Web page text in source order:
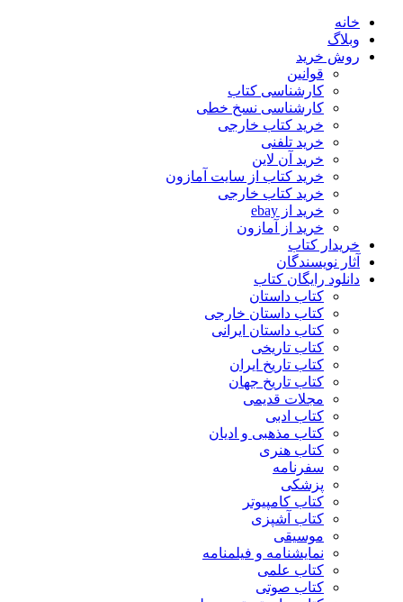
خانه
وبلاگ
روش خرید
قوانین
کارشناسی کتاب
کارشناسی نسخ خطی
خرید کتاب خارجی
خرید تلفنی
خرید آن لاین
خرید کتاب از سایت آمازون
خرید کتاب خارجی
خرید از ebay
خرید از آمازون
خریدار کتاب
آثار نویسندگان
دانلود رایگان کتاب
کتاب داستان
کتاب داستان خارجی
کتاب داستان ایرانی
کتاب تاریخی
کتاب تاریخ ایران
کتاب تاریخ جهان
مجلات قدیمی
کتاب ادبی
کتاب مذهبی و ادیان
کتاب هنری
سفرنامه
پزشکی
کتاب کامپیوتر
کتاب آشپزی
موسیقی
نمایشنامه و فیلمنامه
کتاب علمی
کتاب صوتی